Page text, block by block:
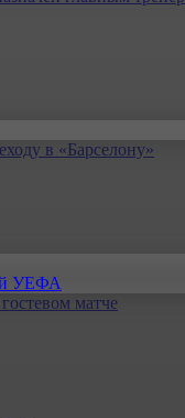
в «Барселону»
УЕФА
матче